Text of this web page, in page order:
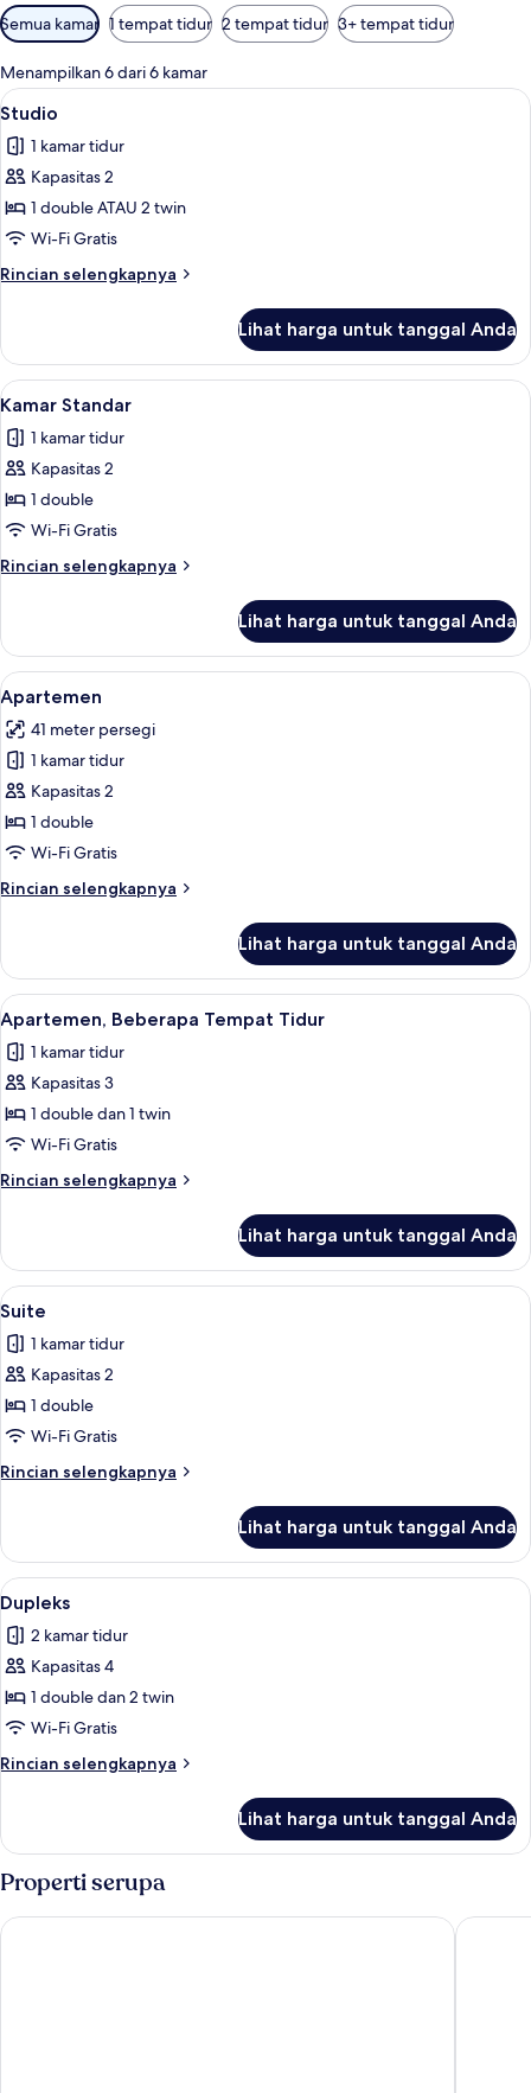
Filter
tersedia
untuk
kamar
Semua kamar 1 tempat tidur 2 tempat tidur 3+ tempat tidur
Menampilkan 6 dari 6 kamar
Lihat
semua
foto
untuk
Studio
Studio | Brankas, ruang kerja ramah
6
Studio
1 kamar tidur
Kapasitas 2
1 double ATAU 2 twin
Wi-Fi Gratis
Rincian selengkapnya
Rincian
Studio
Lihat harga untuk tanggal Anda
Lihat
semua
foto
untuk
Kamar
Standar
Brankas, ruang kerja ramah laptop,
5
Kamar Standar
1 kamar tidur
Kapasitas 2
1 double
Wi-Fi Gratis
Rincian selengkapnya
Rincian
Kamar
Standar
Lihat harga untuk tanggal Anda
Lihat
semua
foto
untuk
Apartemen
Apartemen | Area keluarga | Televisi
6
Apartemen
41 meter persegi
1 kamar tidur
Kapasitas 2
1 double
Wi-Fi Gratis
Rincian selengkapnya
Rincian
Apartemen
Lihat harga untuk tanggal Anda
Lihat
semua
foto
untuk
Apartemen,
Beberapa
Tempat
Tidur
Apartemen, Beberapa Tempat Tidur
9
Apartemen, Beberapa Tempat Tidur
1 kamar tidur
Kapasitas 3
1 double dan 1 twin
Wi-Fi Gratis
Rincian selengkapnya
Rincian
Apartemen,
Beberapa
Tempat
Lihat harga untuk tanggal Anda
Lihat
semua
foto
untuk
Suite
Suite | Area keluarga | Televisi 40-
5
Suite
1 kamar tidur
Kapasitas 2
1 double
Wi-Fi Gratis
Rincian selengkapnya
Rincian
Suite
Lihat harga untuk tanggal Anda
Lihat
semua
foto
untuk
Dupleks
Dupleks | Brankas, ruang kerja
4
Dupleks
2 kamar tidur
Kapasitas 4
1 double dan 2 twin
Wi-Fi Gratis
Rincian selengkapnya
Rincian
Dupleks
Lihat harga untuk tanggal Anda
Properti serupa
Leonardo Da Vinci Aparts by MOT Rentals El Misti